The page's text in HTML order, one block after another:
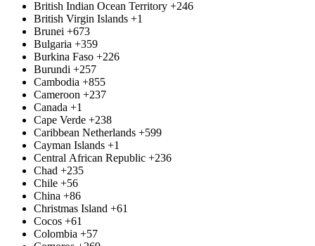
British Indian Ocean Territory +246
British Virgin Islands +1
Brunei +673
Bulgaria +359
Burkina Faso +226
Burundi +257
Cambodia +855
Cameroon +237
Canada +1
Cape Verde +238
Caribbean Netherlands +599
Cayman Islands +1
Central African Republic +236
Chad +235
Chile +56
China +86
Christmas Island +61
Cocos +61
Colombia +57